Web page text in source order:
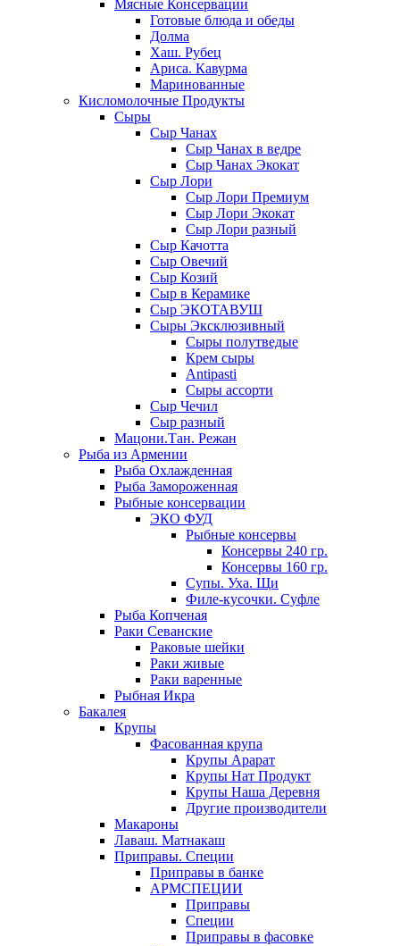
Мясные Консервации
Готовые блюда и обеды
Долма
Хаш. Рубец
Ариса. Кавурма
Маринованные
Кисломолочные Продукты
Сыры
Сыр Чанах
Сыр Чанах в ведре
Сыр Чанах Экокат
Сыр Лори
Сыр Лори Премиум
Сыр Лори Экокат
Сыр Лори разный
Сыр Качотта
Сыр Овечий
Сыр Козий
Сыр в Керамике
Сыр ЭКОТАВУШ
Сыры Эксклюзивный
Сыры полутведые
Крем сыры
Antipasti
Сыры ассорти
Сыр Чечил
Сыр разный
Мацони.Тан. Режан
Рыба из Армении
Рыба Охлажденная
Рыба Замороженная
Рыбные консервации
ЭКО ФУД
Рыбные консервы
Консервы 240 гр.
Консервы 160 гр.
Супы. Уха. Щи
Филе-кусочки. Суфле
Рыба Копченая
Раки Севанские
Раковые шейки
Раки живые
Раки варенные
Рыбная Икра
Бакалея
Крупы
Фасованная крупа
Крупы Арарат
Крупы Нат Продукт
Крупы Наша Деревня
Другие производители
Макароны
Лаваш. Матнакаш
Приправы. Специи
Приправы в банке
АРМСПЕЦИИ
Приправы
Специи
Приправы в фасовке